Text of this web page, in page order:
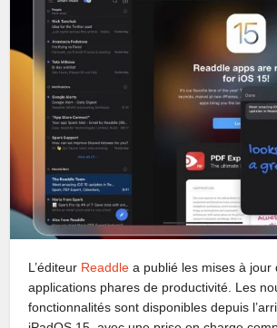
L’éditeur Readdle a publié les mises à jour
applications phares de productivité. Les
fonctionnalités sont disponibles depuis